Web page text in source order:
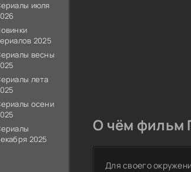
О чём фильм
Для своего
июля
2025
весны
лета
осени
2025